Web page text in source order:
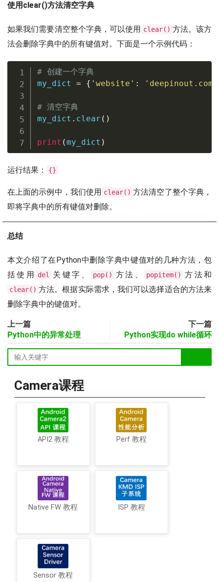
使用clear()方法清空字典
如果我们需要清空整个字典，可以使用 clear() 方法。该方
法会删除字典中的所有键值对。下面是一个示例代码：
# 创建一个字典
my_dict = { 'website' : 'deepinout.com'
# 清空字典
my_dict . clear ( )
print (my_dict )
运行结果： {}
在上面的示例中，我们使用 clear() 方法清空了整个字典，
即将字典中的所有键值对删除。
总结
本文介绍了在Python中删除字典中键值对的几种方法，包
括使用
del 关键字、 pop() 方法、 popitem() 方法和
clear() 方法。根据实际需求，我们可以选择适合的方法来
删除字典中的键值对。
上一篇
Python中的异常处理
下一篇
Python实现do while循环
Camera课程
API2 教程 Perf 教程
Native FW 教程 ISP 教程
Sensor 教程